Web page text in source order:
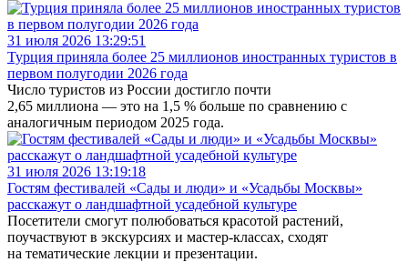
31 июля 2026 13:29:51
Турция приняла более 25 миллионов иностранных туристов в
первом полугодии 2026 года
Число туристов из России достигло почти
2,65 миллиона — это на 1,5 % больше по сравнению с
аналогичным периодом 2025 года.
31 июля 2026 13:19:18
Гостям фестивалей «Сады и люди» и «Усадьбы Москвы»
расскажут о ландшафтной усадебной культуре
Посетители смогут полюбоваться красотой растений,
поучаствуют в экскурсиях и мастер-классах, сходят
на тематические лекции и презентации.